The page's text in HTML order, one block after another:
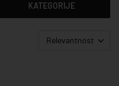
KATEGORIJE
Relevantnost